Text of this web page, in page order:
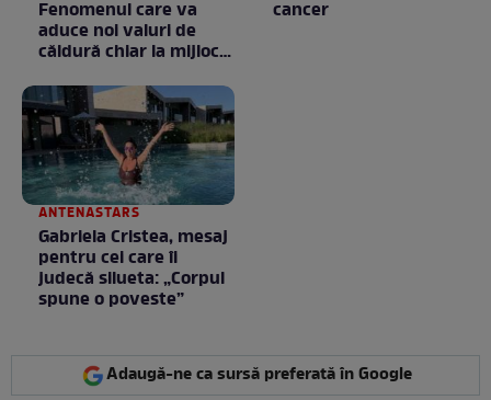
Fenomenul care va
aduce noi valuri de
căldură chiar la mijlocul
cancer
ANTENASTARS
Gabriela Cristea, mesaj
pentru cei care îi
judecă silueta: „Corpul
spune o poveste”
Adaugă-ne ca sursă preferată în Google